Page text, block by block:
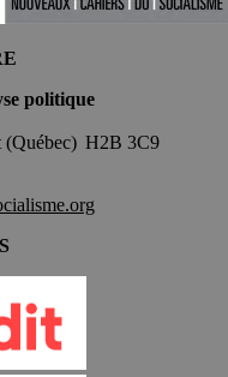
politique
(Québec) H2B 3C9